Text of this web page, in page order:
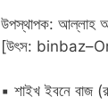
উপস্থাপক: আল্লাহ
[উৎস:
▪️ শাইখ ইবনে বাজ